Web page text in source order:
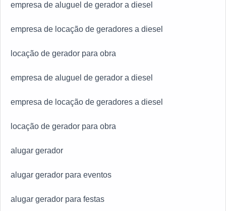
empresa de aluguel de gerador a diesel
empresa de locação de geradores a diesel
locação de gerador para obra
empresa de aluguel de gerador a diesel
empresa de locação de geradores a diesel
locação de gerador para obra
alugar gerador
alugar gerador para eventos
alugar gerador para festas